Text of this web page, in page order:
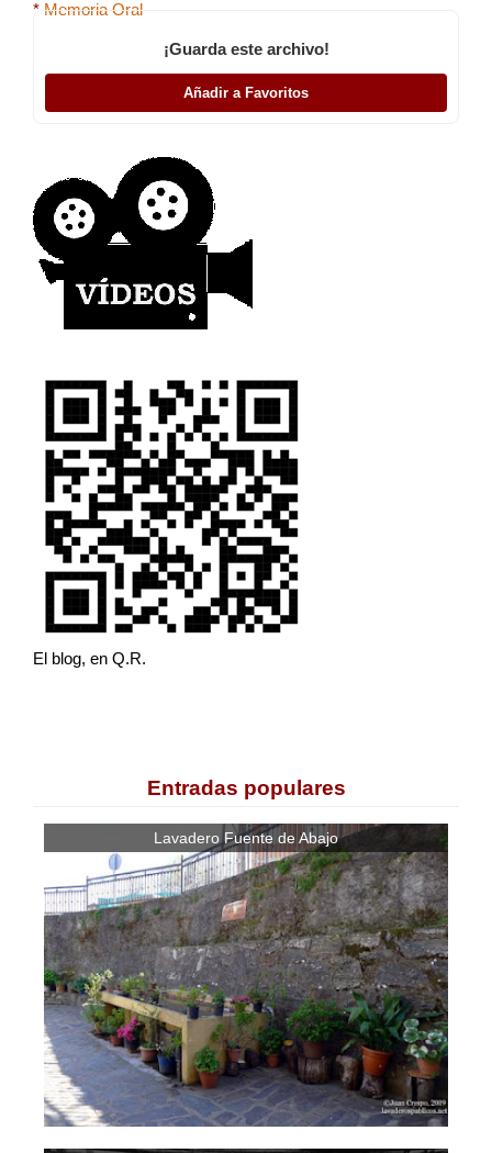
* Memoria Oral
¡Guarda este archivo!
Añadir a Favoritos
El blog, en Q.R.
Entradas populares
Lavadero Fuente de Abajo